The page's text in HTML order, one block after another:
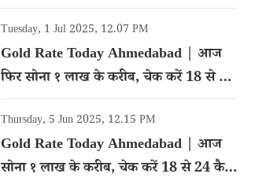
गोल्ड का रेट
Tuesday, 1 Jul 2025, 12.07 PM
Gold Rate Today Ahmedabad | आज
फिर सोना १ लाख के करीब, चेक करें 18 से 24
कैरेट गोल्ड का रेट
Thursday, 5 Jun 2025, 12.15 PM
Gold Rate Today Ahmedabad | आज
सोना १ लाख के करीब, चेक करें 18 से 24 कैरेट